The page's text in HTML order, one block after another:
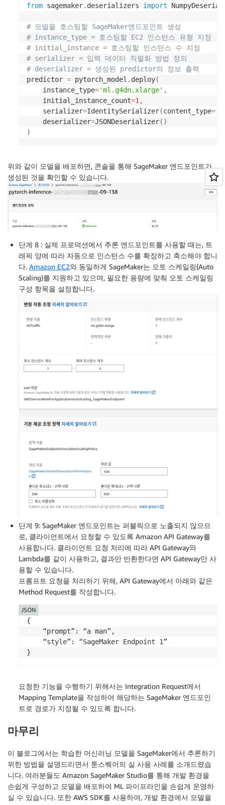
from sagemaker. deserializers import
# 모델을 호스팅할 SageMaker엔드포인트 생성
# instance_type = 호스팅할 EC2 인스턴스 유형 지정
# initial_instance = 호스팅할 인스턴스 수 지정
# serializer = 입력 데이터 직렬화 방법 정의
# deserializer = 생성된 predictor의 정보 출력
predictor = pytorch_model . deploy(
    instance_type
='ml.g4dn.xlarge' ,
    initial_instance_count
=1 ,
    serializer
=IdentitySerializer(content_type=
    deserializer
=JSONDeserializer( )
)
위와 같이 모델을 배포하면, 콘솔을 통해 SageMaker 엔드포인트가
생성된 것을 확인할 수 있습니다.
단계 8 : 실제 프로덕션에서 추론 엔드포인트를 사용할 때는, 트
래픽 양에 따라 자동으로 인스턴스 수를 확장하고 축소해야 합니
다. Amazon EC2와 동일하게 SageMaker는 오토 스케일링(Auto
Scaling)를 지원하고 있으며, 필요한 용량에 맞춰 오토 스케일링
구성 항목을 설정합니다.
단계 9: SageMaker 엔드포인트는 퍼블릭으로 노출되지 않으므
로, 클라이언트에서 요청할 수 있도록 Amazon API Gateway를
사용합니다. 클라이언트 요청 처리에 따라 API Gateway와
Lambda를 같이 사용하고, 결과만 반환한다면 API Gateway만 사
용할 수 있습니다.
프롬프트 요청을 처리하기 위해, API Gateway에서 아래와 같은
Method Request를 작성합니다.
{
    “prompt”: “a man”,
    “style”: “SageMaker Endpoint 1”
JSON
요청한 기능을 수행하기 위해서는 Integration Request에서
Mapping Template을 작성하여 해당하는 SageMaker 엔드포인
트로 경로가 지정될 수 있도록 합니다.
마무리
이 블로그에서는 학습한 머신러닝 모델을 SageMaker에서 추론하기
위한 방법을 설명드리면서 툰스퀘어의 실 사용 사례를 소개드렸습
니다. 여러분들도 Amazon SageMaker Studio를 통해 개발 환경을
손쉽게 구성하고 모델을 배포하여 ML 파이프라인을 손쉽게 운영하
실 수 있습니다. 또한 AWS SDK를 사용하여, 개발 환경에서 모델을